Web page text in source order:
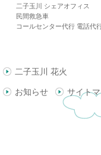
二子玉川 シェアオフィス
民間救急車
コールセンター代行 電話代
二子玉川 花火
お知らせ サイト